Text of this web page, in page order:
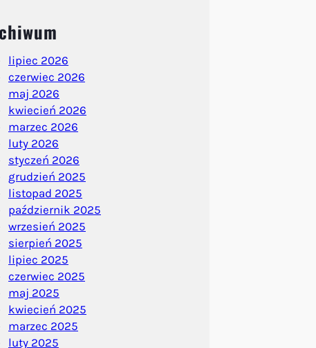
lipiec 2026
czerwiec 2026
maj 2026
kwiecień 2026
marzec 2026
luty 2026
styczeń 2026
grudzień 2025
listopad 2025
październik 2025
wrzesień 2025
sierpień 2025
lipiec 2025
czerwiec 2025
maj 2025
kwiecień 2025
marzec 2025
luty 2025